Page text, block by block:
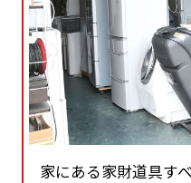
家にある家財道具す